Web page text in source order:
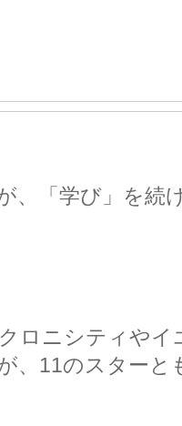
、「学び」を続
ロニシティや
、11のスター